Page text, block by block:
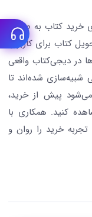
خرید کتاب به صورت
کتاب برای کاربران
در دیجی‌کتاب واقعی
شبیه‌سازی شده‌اند تا
می‌شود پیش از خرید،
کنید. همکاری با
تجربه خرید را روان و